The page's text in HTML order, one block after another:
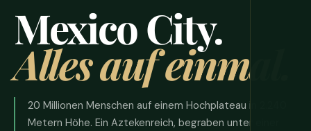
Mexico City.
Alles auf einmal.
20 Millionen Menschen auf einem Hochplateau in 2.240
Metern Höhe. Ein Aztekenreich, begraben unter einer